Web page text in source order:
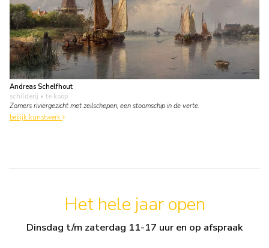
Andreas Schelfhout
schilderij • te koop
Zomers riviergezicht met zeilschepen, een stoomschip in de verte.
bekijk kunstwerk
Het hele jaar open
Dinsdag t/m zaterdag 11-17 uur en op afspraak